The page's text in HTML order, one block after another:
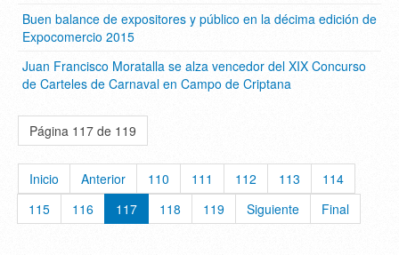
Buen balance de expositores y público en la décima edición de
Expocomercio 2015
Juan Francisco Moratalla se alza vencedor del XIX Concurso
de Carteles de Carnaval en Campo de Criptana
Página 117 de 119
Inicio Anterior 110 111 112 113
114
115
116 117 118 119 Siguiente Final